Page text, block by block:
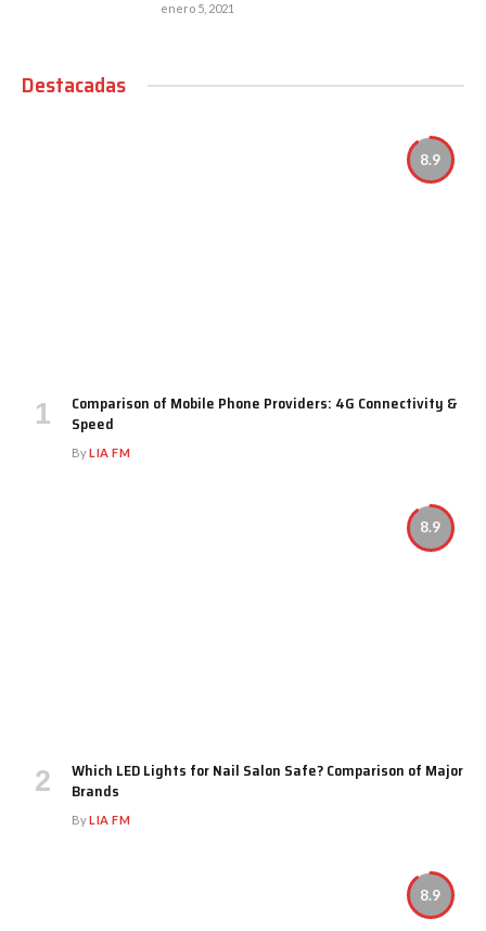
enero 5, 2021
Destacadas
8.9
Comparison of Mobile Phone Providers: 4G Connectivity &
Speed
ByLIA FM
8.9
Which LED Lights for Nail Salon Safe? Comparison of Major
Brands
ByLIA FM
8.9